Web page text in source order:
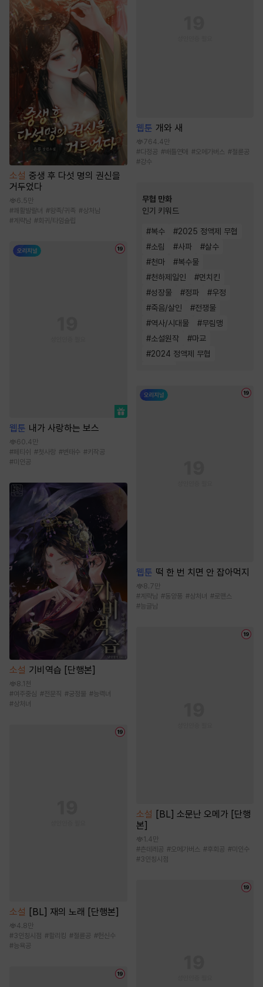
소설 중생 후 다섯 명의 권신을
거두었다
6.5만
#쾌활발랄녀 #왕족/귀족 #상처남
# 계략남 #회귀/타임슬립
웹툰 내가 사랑하는 보스
60.4만
#페티쉬 #첫사랑 #변태수 #키작공
#미인공
소설 기비역습 [단행본]
8.1천
#여주중심 #전문직 #궁정물 #능력녀
#상처녀
소설 [BL] 재의 노래 [단행본]
4.8만
#3인칭시점 # 할리킹 #절륜공 #헌신수
#능욕공
웹툰 개와 새
764.4만
#다정공 #배틀연애 #오메가버스 #절륜공
#강수
무협 만화
인기 키워드
#복수 #2025 정액제 무협
#소림 #사파 #살수
#천마 #복수물
#천하제일인 #먼치킨
#성장물 #정파 #우정
#죽음/살인 #전쟁물
#역사/시대물 #무림맹
#소설원작 #마교
#2024 정액제 무협
웹툰 떡 한 번 치면 안 잡아먹지
8.7만
#계략남 #동양풍 #상처녀 #로맨스
#능글남
소설 [BL] 소문난 오메가 [단행
본]
1.4만
#츤데레공 #오메가버스 #후회공 #미인수
#3인칭시점